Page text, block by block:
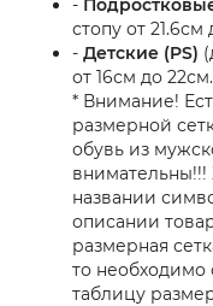
-
стопу от 21.6см
- Детские (PS)
от 16см до
* Внимание!
размерной
обувь из
названии
описании
размерная
то необходимо
таблицу